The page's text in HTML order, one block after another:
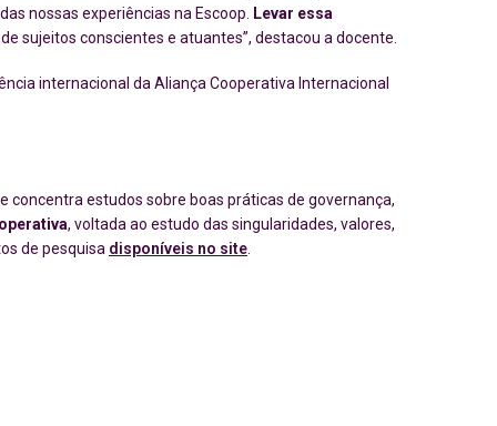
nossas experiências na Escoop.
Levar essa
sujeitos conscientes e atuantes”, destacou a docente.
internacional da Aliança Cooperativa Internacional
concentra estudos sobre boas práticas de governança,
, voltada ao estudo das singularidades, valores,
de pesquisa disponíveis no site